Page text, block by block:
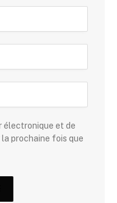
électronique et de
prochaine fois que